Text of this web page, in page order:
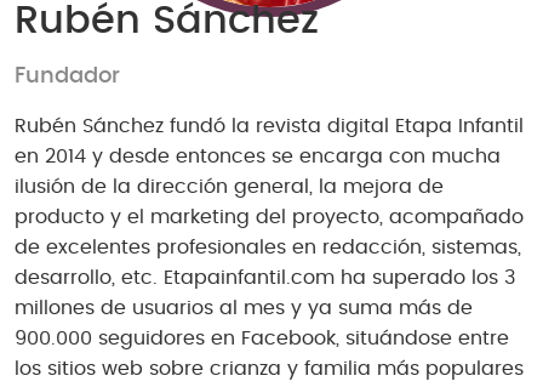
Rubén Sánchez
Fundador
Rubén Sánchez fundó la revista digital Etapa Infantil
en 2014 y desde entonces se encarga con mucha
ilusión de la dirección general, la mejora de
producto y el marketing del proyecto, acompañado
de excelentes profesionales en redacción, sistemas,
desarrollo, etc. Etapainfantil.com ha superado los 3
millones de usuarios al mes y ya suma más de
900.000 seguidores en Facebook, situándose entre
los sitios web sobre crianza y familia más populares